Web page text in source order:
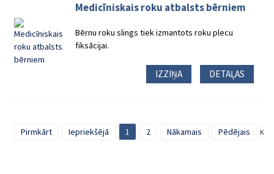
Medicīniskais roku atbalsts bērniem
Bērnu roku slings tiek izmantots roku plecu
fiksācijai.
IZZIŅA DETAĻAS
Pirmkārt Iepriekšējā 1 2 Nākamais Pēdējais